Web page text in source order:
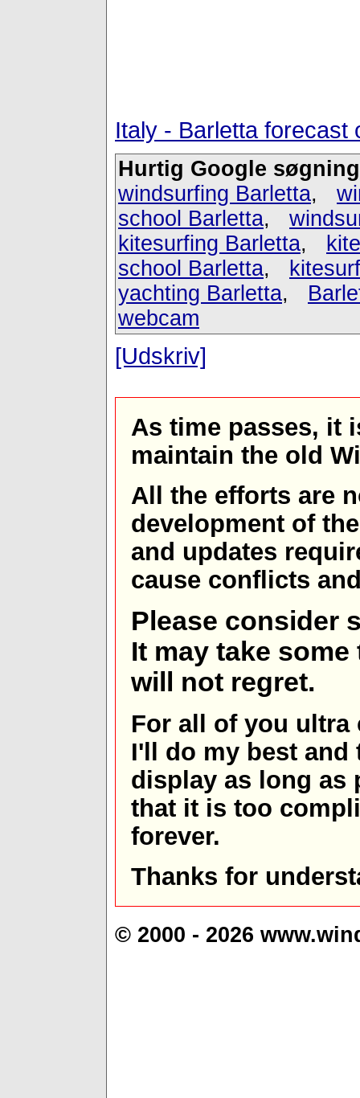
Italy - Barletta forecast
Hurtig Google
windsurfing Barletta,
school Barletta,
kitesurfing Barletta,
school Barletta,
yachting Barletta,
webcam
[Udskriv]
As time passes, it
maintain the old
All the efforts are
development of
and updates
cause conflicts
Please consider
It may take
will not regret.
For all of you ultra
I'll do my best and
display as long as
that it is too
forever.
Thanks for
© 2000 - 2026